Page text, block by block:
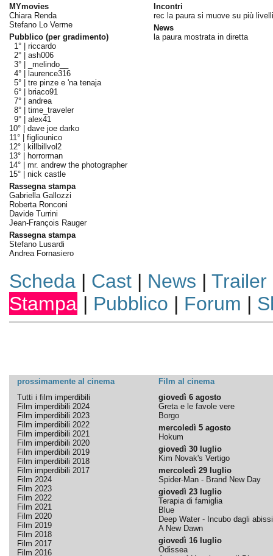
MYmovies
Chiara Renda
Stefano Lo Verme
Pubblico (per gradimento)
1° | riccardo
2° | ash006
3° |
_melindo__
4° |
laurence316
5° | tre pinze e 'na tenaja
6° |
briaco91
7° | andrea
8° | time_traveler
9° | alex41
10° | dave joe darko
11° | figliounico
12° |
killbillvol2
13° |
horrorman
14° | mr. andrew the photographer
15° | nick castle
Rassegna stampa
Gabriella Gallozzi
Roberta Ronconi
Davide Turrini
Jean-François Rauger
Rassegna stampa
Stefano Lusardi
Andrea Fornasiero
Incontri
rec la paura si muove su più livelli
News
la paura mostrata in diretta
Scheda| Cast| News | Trailer
Stampa | Pubblico | Forum |
prossimamente al cinema
Film al cinema
Tutti i film imperdibili
Film imperdibili 2024
Film imperdibili 2023
Film imperdibili 2022
Film imperdibili 2021
Film imperdibili 2020
Film imperdibili 2019
Film imperdibili 2018
Film imperdibili 2017
Film 2024
Film 2023
Film 2022
Film 2021
Film 2020
Film 2019
Film 2018
Film 2017
Film 2016
giovedì 6 agosto
Greta e le favole vere
Borgo
mercoledì 5 agosto
Hokum
giovedì 30 luglio
Kim Novak's Vertigo
mercoledì 29 luglio
Spider-Man - Brand New Day
giovedì 23 luglio
Terapia di famiglia
Blue
Deep Water - Incubo dagli abissi
A New Dawn
giovedì 16 luglio
Odissea